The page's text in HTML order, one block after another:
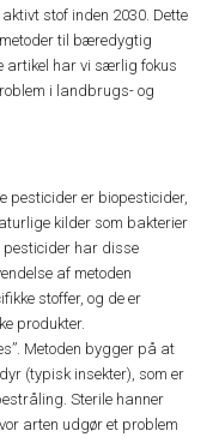
stof inden 2030. Dette
til bæredygtig
artikel har vi særlig fokus
i landbrugs- og
pesticider er biopesticider,
kilder som bakterier
pesticider har disse
af metoden
stoffer, og de er
produkter.
Metoden bygger på at
(typisk insekter), som er
Sterile hanner
arten udgør et problem